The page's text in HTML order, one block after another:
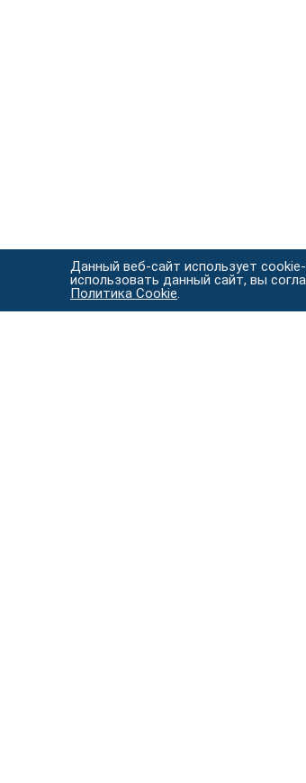
Данный веб-сайт использует
использовать данный сайт, вы
Политика Cookie.